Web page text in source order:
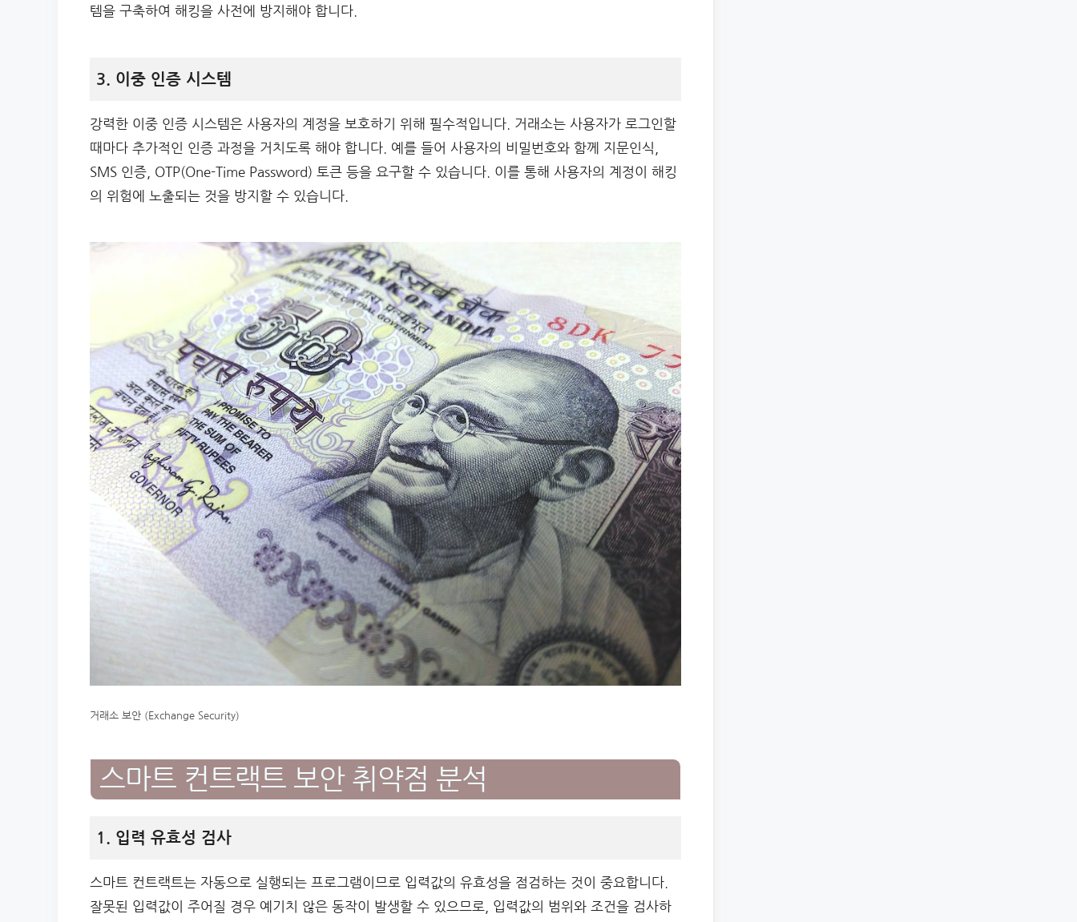
템을 구축하여 해킹을 사전에 방지해야 합니다.
3. 이중 인증 시스템
강력한 이중 인증 시스템은 사용자의 계정을 보호하기 위해 필수적입니다. 거래소는 사용자가 로그인할
때마다 추가적인 인증 과정을 거치도록 해야 합니다. 예를 들어 사용자의 비밀번호와 함께 지문인식,
SMS 인증, OTP(One-Time Password) 토큰 등을 요구할 수 있습니다. 이를 통해 사용자의 계정이 해킹
의 위험에 노출되는 것을 방지할 수 있습니다.
거래소 보안 (Exchange Security)
스마트 컨트랙트 보안 취약점 분석
1. 입력 유효성 검사
스마트 컨트랙트는 자동으로 실행되는 프로그램이므로 입력값의 유효성을 점검하는 것이 중요합니다.
잘못된 입력값이 주어질 경우 예기치 않은 동작이 발생할 수 있으므로, 입력값의 범위와 조건을 검사하